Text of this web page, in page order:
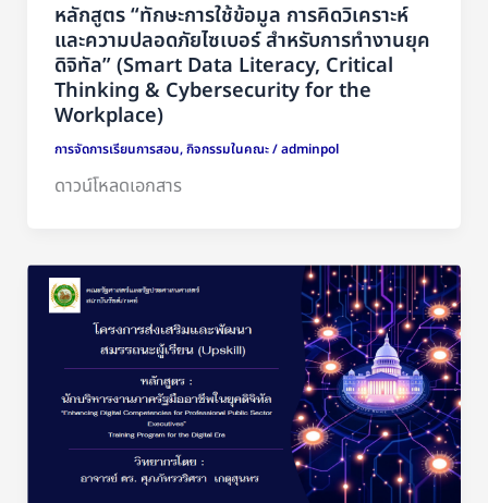
หลักสูตร “ทักษะการใช้ข้อมูล การคิดวิเคราะห์
และความปลอดภัยไซเบอร์ สำหรับการทำงานยุค
ดิจิทัล” (Smart Data Literacy, Critical
Thinking & Cybersecurity for the
Workplace)
การจัดการเรียนการสอน,กิจกรรมในคณะ/adminpol
ดาวน์โหลดเอกสาร